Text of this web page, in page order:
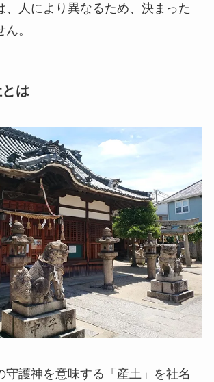
、人により異なるため、決まった
。
は
守護神を意味する「産土」を社名